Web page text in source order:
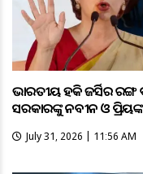
ଭାରତୀୟ ହକି ଜର୍ସିର
ସରକାରଙ୍କୁ ନବୀନ ଓ
July 31, 2026 | 11:56 AM